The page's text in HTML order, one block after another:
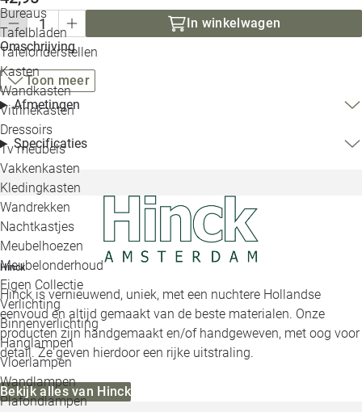
Bureaus
Tafelbladen
Tafelonderstellen
Kasten
Wandkasten
Vitrinekasten
Dressoirs
Tv meubels
Vakkenkasten
Kledingkasten
Wandrekken
Nachtkastjes
Meubelhoezen
Meubelonderhoud
Eigen Collectie
Verlichting
Binnenverlichting
Hanglampen
Vloerlampen
Wandlampen
Plafondlampen
In winkelwagen
Omschrijving
Toon meer
Afmetingen
Specificaties
Hinck
Hinck is vernieuwend, uniek, met een nuchtere Hollandse
eenvoud en altijd gemaakt van de beste materialen. Onze
producten zijn handgemaakt en/of handgeweven, met oog voor
detail. Ze geven hierdoor een rijke uitstraling.
Bekijk alles van Hinck